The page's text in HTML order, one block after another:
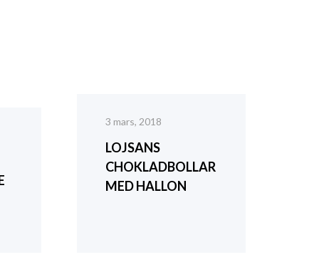
3 mars, 2018
LOJSANS
CHOKLADBOLLAR
MED HALLON